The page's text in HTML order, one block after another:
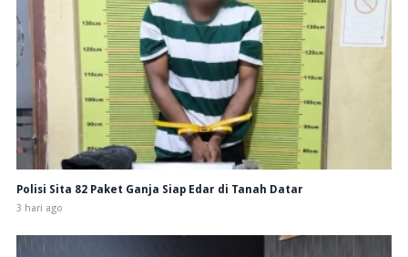
Polisi Sita 82 Paket Ganja Siap Edar di Tanah Datar
3 hari ago